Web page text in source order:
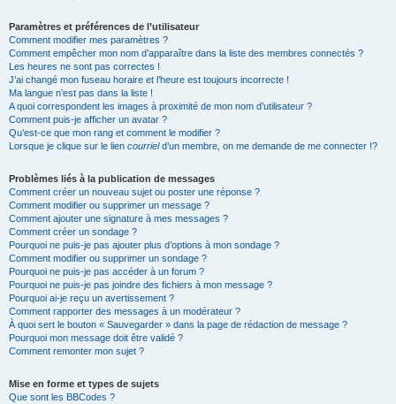
Paramètres et préférences de l’utilisateur
Comment modifier mes paramètres ?
Comment empêcher mon nom d’apparaître dans la liste des membres connectés ?
Les heures ne sont pas correctes !
J’ai changé mon fuseau horaire et l’heure est toujours incorrecte !
Ma langue n’est pas dans la liste !
A quoi correspondent les images à proximité de mon nom d’utilisateur ?
Comment puis-je afficher un avatar ?
Qu’est-ce que mon rang et comment le modifier ?
Lorsque je clique sur le lien courrield’un membre, on me demande de me connecter !?
Problèmes liés à la publication de messages
Comment créer un nouveau sujet ou poster une réponse ?
Comment modifier ou supprimer un message ?
Comment ajouter une signature à mes messages ?
Comment créer un sondage ?
Pourquoi ne puis-je pas ajouter plus d’options à mon sondage ?
Comment modifier ou supprimer un sondage ?
Pourquoi ne puis-je pas accéder à un forum ?
Pourquoi ne puis-je pas joindre des fichiers à mon message ?
Pourquoi ai-je reçu un avertissement ?
Comment rapporter des messages à un modérateur ?
À quoi sert le bouton « Sauvegarder » dans la page de rédaction de message ?
Pourquoi mon message doit être validé ?
Comment remonter mon sujet ?
Mise en forme et types de sujets
Que sont les BBCodes ?